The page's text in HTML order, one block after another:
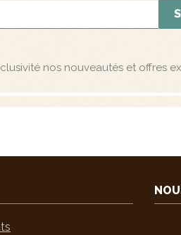
nos nouveautés et offres